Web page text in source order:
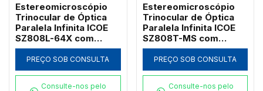
Estereomicroscópio
Trinocular de Óptica
Paralela Infinita ICOE
SZ808L-64X com
Tablet Integrado e
Zoom até 64x
PREÇO SOB CONSULTA
Consulte-nos pelo
Estereomicroscópio
Trinocular de Óptica
Paralela Infinita ICOE
SZ808T-MS com
Platina Mecânica Móvel
Dupla Grande e Zoom
1:8
PREÇO SOB CONSULTA
Consulte-nos pelo